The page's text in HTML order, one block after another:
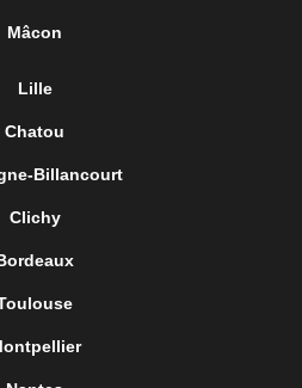
Mâcon
Lille
Chatou
Billancourt
Clichy